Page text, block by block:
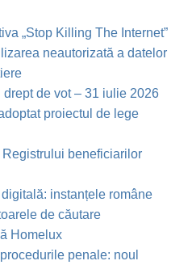
„Stop Killing The Internet”
neautorizată a datelor
de vot – 31 iulie 2026
proiectul de lege
beneficiarilor
instanțele române
de căutare
Homelux
penale: noul